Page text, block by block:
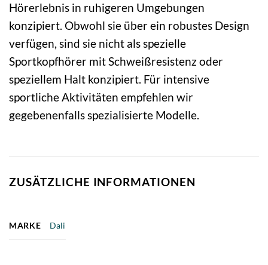
Hörerlebnis in ruhigeren Umgebungen
konzipiert. Obwohl sie über ein robustes Design
verfügen, sind sie nicht als spezielle
Sportkopfhörer mit Schweißresistenz oder
speziellem Halt konzipiert. Für intensive
sportliche Aktivitäten empfehlen wir
gegebenenfalls spezialisierte Modelle.
ZUSÄTZLICHE INFORMATIONEN
MARKE Dali